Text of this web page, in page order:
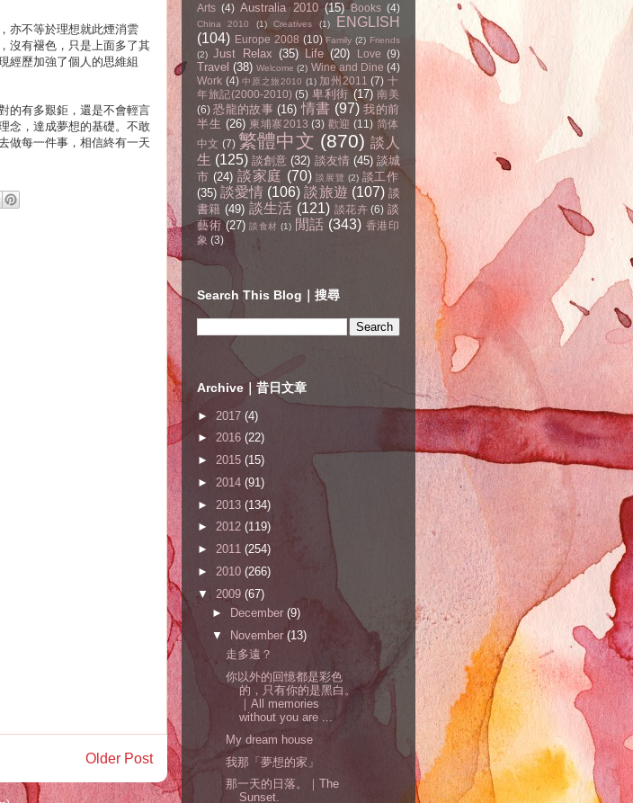
亦不等於理想就此煙消雲
沒有褪色，只是上面多了其
經歷加強了個人的思維組
的有多艱鉅，還是不會輕言
念，達成夢想的基礎。不敢
做每一件事，相信終有一天
Older Post
Arts (4) Australia 2010 (15) Books (4)
China 2010 (1) Creatives (1)
ENGLISH
(104) Europe 2008 (10) Family (2) Friends
(2) Just Relax (35) Life (20) Love (9)
Travel (38) Welcome (2) Wine and Dine (4)
Work (4) 中原之旅2010 (1) 加州2011 (7) 十
年旅記(2000-2010) (5) 卑利街 (17) 南美
(6) 恐龍的故事 (16) 情書 (97) 我的前
半生 (26) 柬埔寨2013 (3) 歡迎 (11) 简体
中文 (7) 繁體中文 (870) 談人
生 (125) 談創意 (32) 談友情 (45) 談城
市 (24) 談家庭 (70) 談展覽 (2) 談工作
(35) 談愛情 (106) 談旅遊 (107) 談
書籍 (49) 談生活 (121) 談花卉 (6) 談
藝術 (27) 談食材 (1) 閒話 (343) 香港印
象 (3)
Search This Blog｜搜尋
Archive｜昔日文章
► 2017 (4)
► 2016 (22)
► 2015 (15)
► 2014 (91)
► 2013 (134)
► 2012 (119)
► 2011 (254)
► 2010 (266)
▼ 2009 (67)
►
December (9)
▼
November (13)
走多遠？
你以外的回憶都是彩色
的，只有你的是黑白。
｜All memories
without you are ...
My dream house
我那「夢想的家」
那一天的日落。｜The
Sunset.